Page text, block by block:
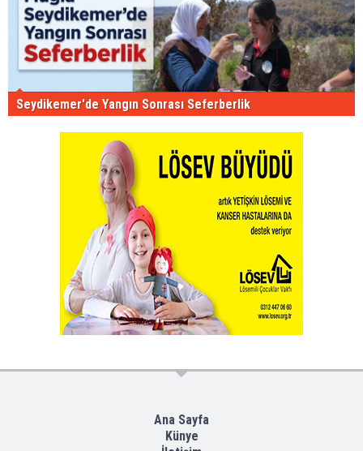
Seydikemer'de Yangın Sonrası Seferberlik
Ana Sayfa
Künye